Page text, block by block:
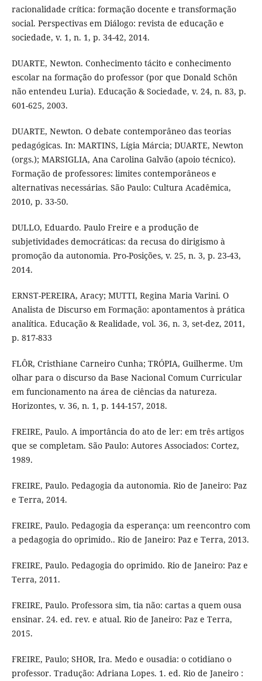
racionalidade crítica: formação docente e transformação
social. Perspectivas em Diálogo: revista de educação e
sociedade, v. 1, n. 1, p. 34-42, 2014.
DUARTE, Newton. Conhecimento tácito e conhecimento
escolar na formação do professor (por que Donald Schön
não entendeu Luria). Educação & Sociedade, v. 24, n. 83, p.
601-625, 2003.
DUARTE, Newton. O debate contemporâneo das teorias
pedagógicas. In: MARTINS, Lígia Márcia; DUARTE, Newton
(orgs.); MARSIGLIA, Ana Carolina Galvão (apoio técnico).
Formação de professores: limites contemporâneos e
alternativas necessárias. São Paulo: Cultura Acadêmica,
2010, p. 33-50.
DULLO, Eduardo. Paulo Freire e a produção de
subjetividades democráticas: da recusa do dirigismo à
promoção da autonomia. Pro-Posições, v. 25, n. 3, p. 23-43,
2014.
ERNST-PEREIRA, Aracy; MUTTI, Regina Maria Varini. O
Analista de Discurso em Formação: apontamentos à prática
analítica. Educação & Realidade, vol. 36, n. 3, set-dez, 2011,
p. 817-833
FLÔR, Cristhiane Carneiro Cunha; TRÓPIA, Guilherme. Um
olhar para o discurso da Base Nacional Comum Curricular
em funcionamento na área de ciências da natureza.
Horizontes, v. 36, n. 1, p. 144-157, 2018.
FREIRE, Paulo. A importância do ato de ler: em três artigos
que se completam. São Paulo: Autores Associados: Cortez,
1989.
FREIRE, Paulo. Pedagogia da autonomia. Rio de Janeiro: Paz
e Terra, 2014.
FREIRE, Paulo. Pedagogia da esperança: um reencontro com
a pedagogia do oprimido.. Rio de Janeiro: Paz e Terra, 2013.
FREIRE, Paulo. Pedagogia do oprimido. Rio de Janeiro: Paz e
Terra, 2011.
FREIRE, Paulo. Professora sim, tia não: cartas a quem ousa
ensinar. 24. ed. rev. e atual. Rio de Janeiro: Paz e Terra,
2015.
FREIRE, Paulo; SHOR, Ira. Medo e ousadia: o cotidiano o
professor. Tradução: Adriana Lopes. 1. ed. Rio de Janeiro :